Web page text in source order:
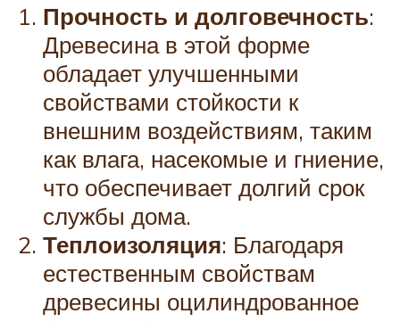
Прочность и долговечность:
Древесина в этой форме
обладает улучшенными
свойствами стойкости к
внешним воздействиям, таким
как влага, насекомые и гниение,
что обеспечивает долгий срок
службы дома.
Теплоизоляция: Благодаря
естественным свойствам
древесины оцилиндрованное